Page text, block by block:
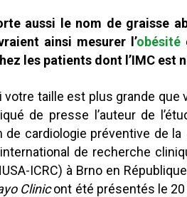
aussi le nom de graisse
ainsi mesurer l’obésité
les patients dont l’IMC est
taille est plus grande que
de presse l’auteur de
cardiologie préventive de la
de recherche
ICRC) à Brno en
Clinicont été présentés le 20